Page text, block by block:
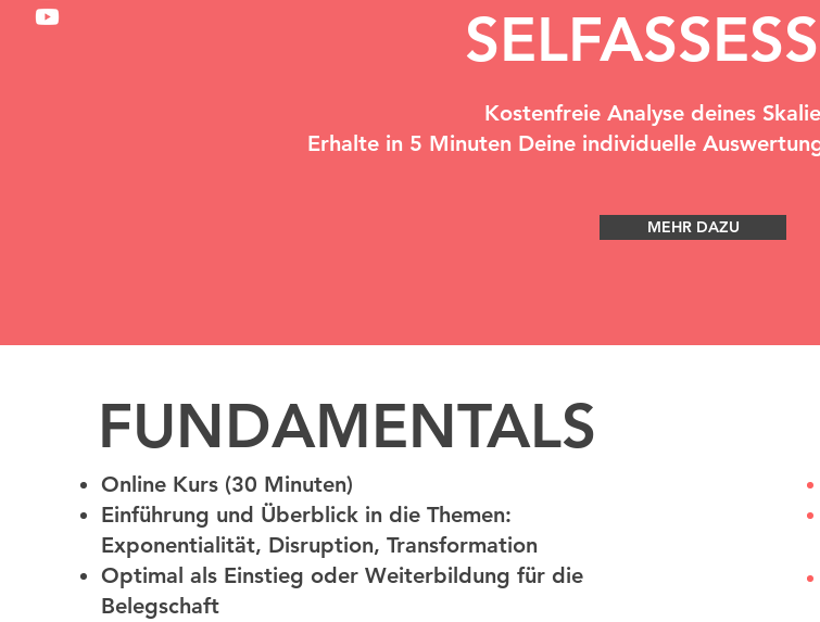
Kostenfreie Analyse deines
Erhalte in 5 Minuten Deine individuelle
MEHR DAZU
FUNDAMENTALS
Online Kurs (30 Minuten)
Einführung und Überblick in die Themen:
Exponentialität, Disruption, Transformation
Optimal als Einstieg oder Weiterbildung für die
Belegschaft